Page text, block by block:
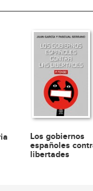
Los gobiernos
españoles
libertades